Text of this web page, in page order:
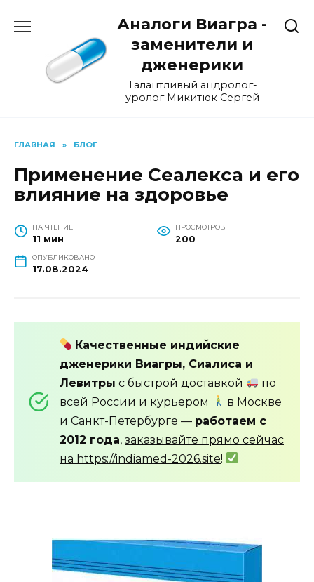
Аналоги Виагра -
заменители и
дженерики
Талантливый андролог-
уролог Микитюк Сергей
ГЛАВНАЯ » БЛОГ
Применение Сеалекса и его
влияние на здоровье
НА ЧТЕНИЕ
11 мин
ПРОСМОТРОВ
200
ОПУБЛИКОВАНО
17.08.2024
Качественные индийские
дженерики Виагры, Сиалиса и
Левитры с быстрой доставкой
по
всей России и курьером
в Москве
и Санкт-Петербурге — работаем с
2012 года, заказывайте прямо сейчас
на https://indiamed-2026.site!